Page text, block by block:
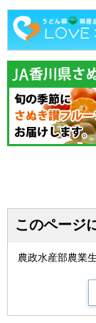
このページ
農政水産部農業